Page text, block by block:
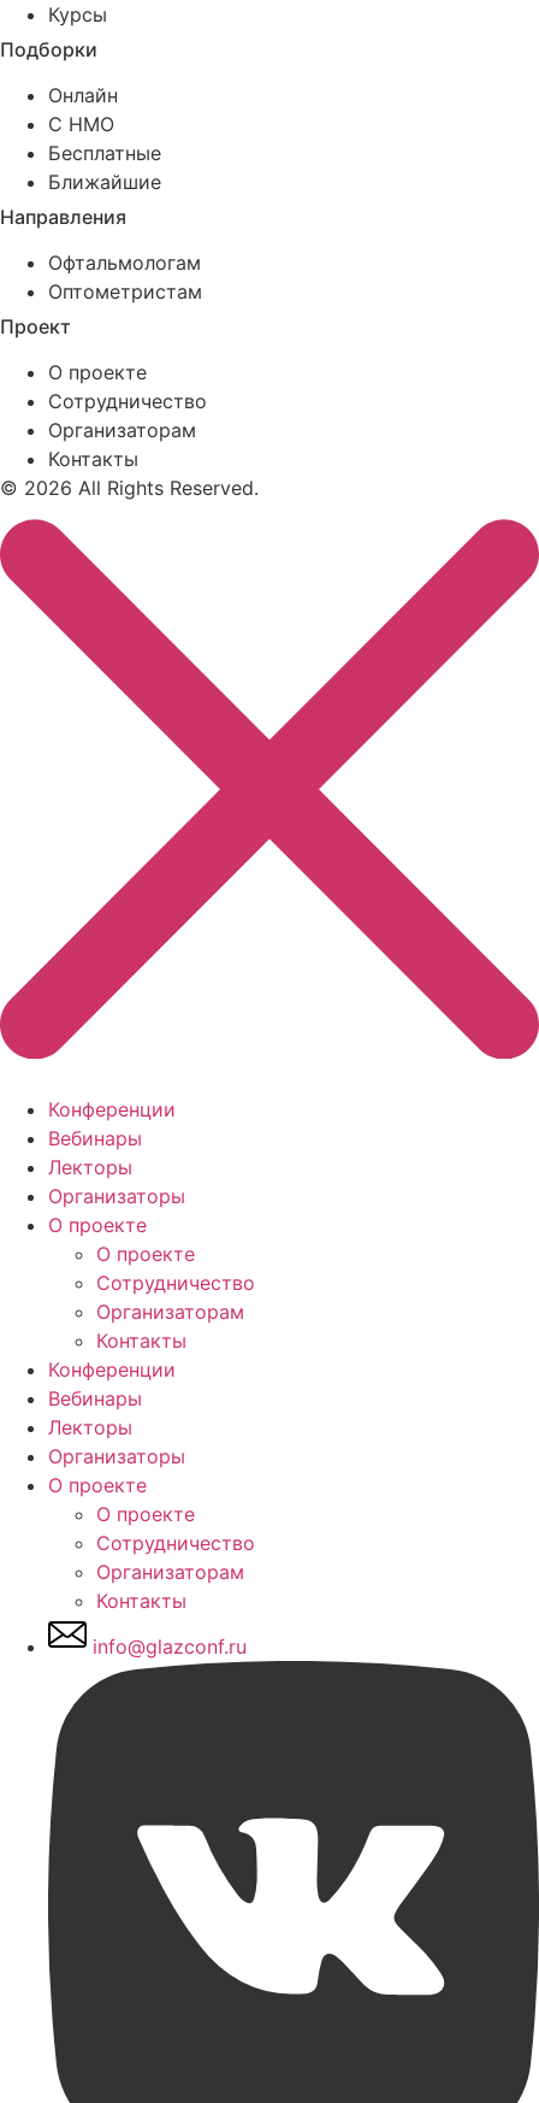
Курсы
Подборки
Онлайн
С НМО
Бесплатные
Ближайшие
Направления
Офтальмологам
Оптометристам
Проект
О проекте
Сотрудничество
Организаторам
Контакты
© 2026 All Rights Reserved.
Конференции
Вебинары
Лекторы
Организаторы
О проекте
О проекте
Сотрудничество
Организаторам
Контакты
Конференции
Вебинары
Лекторы
Организаторы
О проекте
О проекте
Сотрудничество
Организаторам
Контакты
info@glazconf.ru